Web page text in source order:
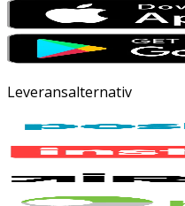
Leveransalternativ